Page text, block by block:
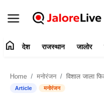
संपर्क करें
home देश राजस्थान जालोर
Home मनोरंजन विशाल जाला फिल्म्स द्वारा 'लहराओ भगवा प्रभु
Article मनोरंजन